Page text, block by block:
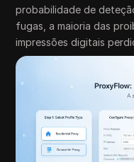
probabilidade de
fugas, a maioria das
impressões digitais